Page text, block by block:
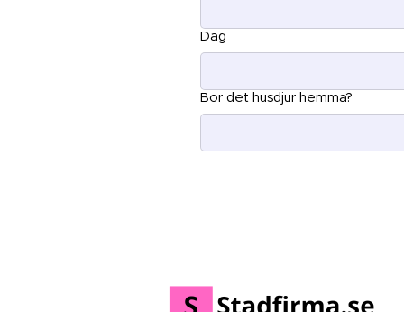
Dag
Bor det husdjur hemma?